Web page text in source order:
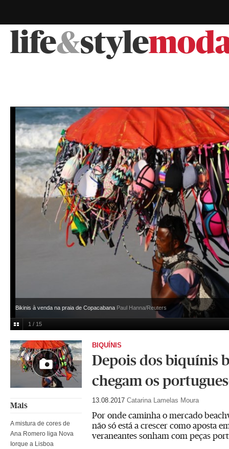
life&style
Bikinis à venda na praia de Copacabana Paul Hanna/Reuters
1 / 15
BIQUÍNIS
Depois dos biquínis
chegam os
13.08.2017 Catarina Lamelas Moura
Por onde caminha o mercado
não só está a crescer como aposta
veraneantes sonham com peças
Mais
A mistura de cores de
Ana Romero liga Nova
Iorque a Lisboa